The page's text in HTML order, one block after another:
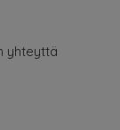
yhteyttä